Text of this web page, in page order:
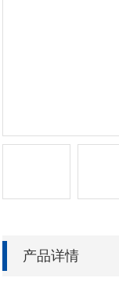
产品详情